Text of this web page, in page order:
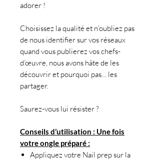
adorer !
Choisissez la qualité et n’oubliez pas
de nous identifier sur vos réseaux
quand vous publierez vos chefs-
d’œuvre, nous avons hâte de les
découvrir et pourquoi pas… les
partager.
Saurez-vous lui résister ?
Conseils d’utilisation : Une fois
votre ongle préparé :
Appliquez votre Nail prep sur la